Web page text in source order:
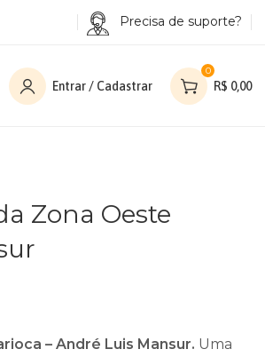
Precisa de suporte?
Entrar / Cadastrar
0
R$ 0,00
Zona Oeste
– André Luis Mansur. Uma